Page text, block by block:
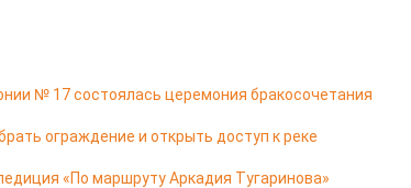
№ 17 состоялась церемония бракосочетания
ограждение и открыть доступ к реке
«По маршруту Аркадия Тугаринова»